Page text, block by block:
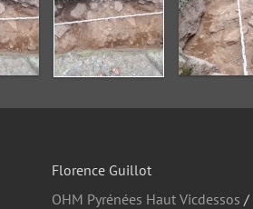
Florence Guillot
OHM Pyrénées Haut Vicdessos /